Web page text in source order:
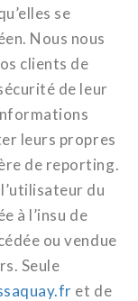
se
Nous nous
clients de
de leur
leurs propres
de reporting.
du
à l’insu de
ou vendue
Seule
et de